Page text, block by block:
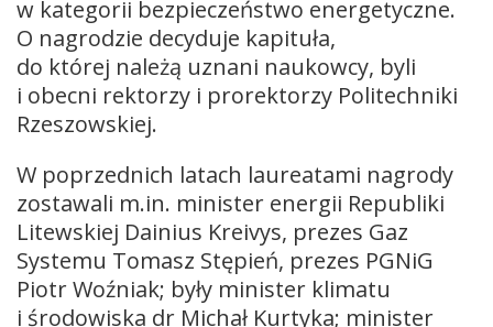
w kategorii bezpieczeństwo energetyczne.
O nagrodzie decyduje kapituła,
do której należą uznani naukowcy, byli
i obecni rektorzy i prorektorzy Politechniki
Rzeszowskiej.
W poprzednich latach laureatami nagrody
zostawali m.in. minister energii Republiki
Litewskiej Dainius Kreivys, prezes Gaz
Systemu Tomasz Stępień, prezes PGNiG
Piotr Woźniak; były minister klimatu
i środowiska dr Michał Kurtyka; minister